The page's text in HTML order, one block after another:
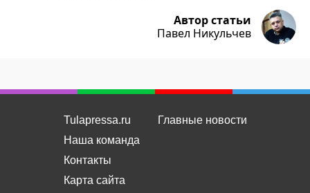
Автор статьи
Павел Никульчев
Tulapressa.ru
Наша команда
Контакты
Карта сайта
Главные новости